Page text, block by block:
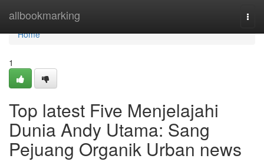
allbookmarking
Home
Home
1
Top latest Five Menjelajahi
Dunia Andy Utama: Sang
Pejuang Organik Urban news